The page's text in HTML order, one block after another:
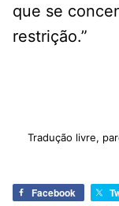
que se
restrição.”
Tradução livre,
Facebook